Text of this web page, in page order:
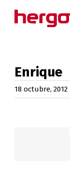
Enrique
18 octubre, 2012